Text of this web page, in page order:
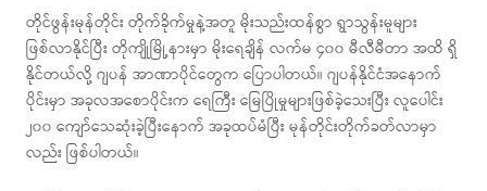
တိုင်ဖွန်းမုန်တိုင်း တိုက်ခိုက်မှုနဲ့အတူ မိုးသည်းထန်စွာ ရွာသွန်းမူများ
ဖြစ်လာနိုင်ပြီး တိုကျိုမြို့နားမှာ မိုးရေချိန် လက်မ ၄၀၀ မီလီမီတာ အထိ ရှိ
နိုင်တယ်လို့ ဂျပန် အာဏာပိုင်တွေက ပြောပါတယ်။ ဂျပန်နိုင်ငံအနောက်
ပိုင်းမှာ အခုလအစောပိုင်းက ရေကြီး မြေပြိုမှုများဖြစ်ခဲ့သေးပြီး လူပေါင်း
၂၀၀ ကျော်သေဆုံးခဲ့ပြီးနောက် အခုထပ်မံပြီး မုန်တိုင်းတိုက်ခတ်လာမှာ
လည်း ဖြစ်ပါတယ်။